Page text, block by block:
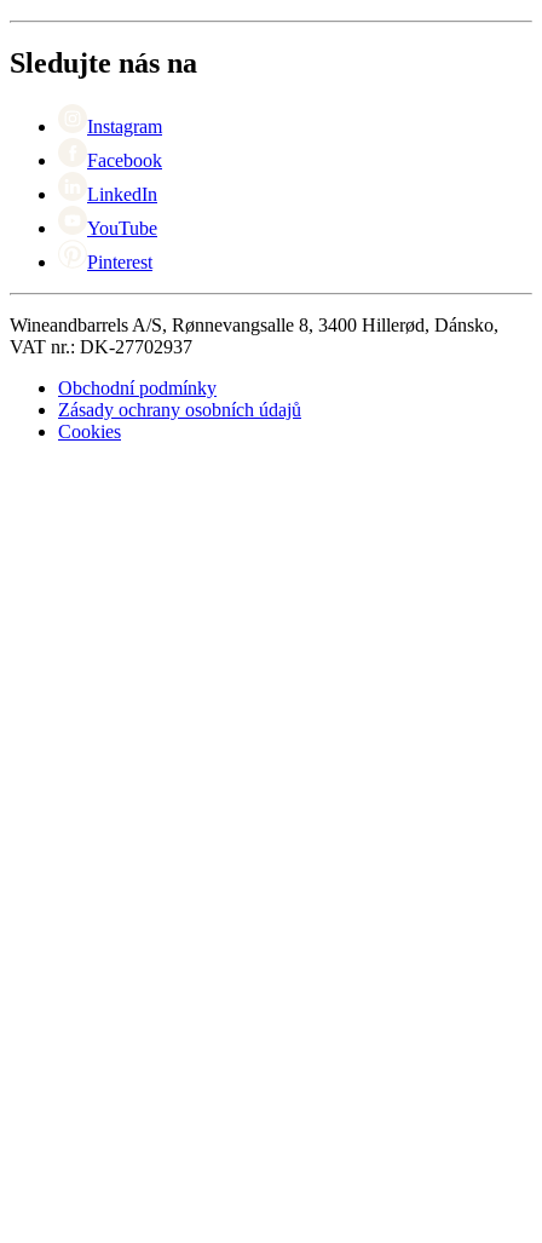
Vrácení
Black Friday
Singles Day
Sledujte nás na
Instagram
Facebook
LinkedIn
YouTube
Pinterest
Wineandbarrels A/S, Rønnevangsalle 8, 3400 Hillerød, Dánsko,
VAT nr.: DK-27702937
Obchodní podmínky
Zásady ochrany osobních údajů
Cookies